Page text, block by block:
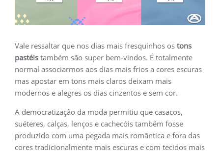
Vale ressaltar que nos dias mais fresquinhos os tons
pastéis também são super bem-vindos. É totalmente
normal associarmos aos dias mais frios a cores escuras
mas apostar em tons mais claros deixam mais
modernos e alegres os dias cinzentos e sem cor.
A democratização da moda permitiu que casacos,
suéteres, calças, lenços e cachecóis também fosse
produzido com uma pegada mais romântica e fora das
cores tradicionalmente mais escuras e com tecidos mais